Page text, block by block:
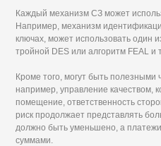
Каждый механизм СЗ может
Например, механизм
ключах, может использовать один
тройной DES или алгоритм FEAL и
Кроме того, могут быть
например, управление качеством,
помещение, ответственность
риск продолжает представлять
должно быть уменьшено, а
суммами.